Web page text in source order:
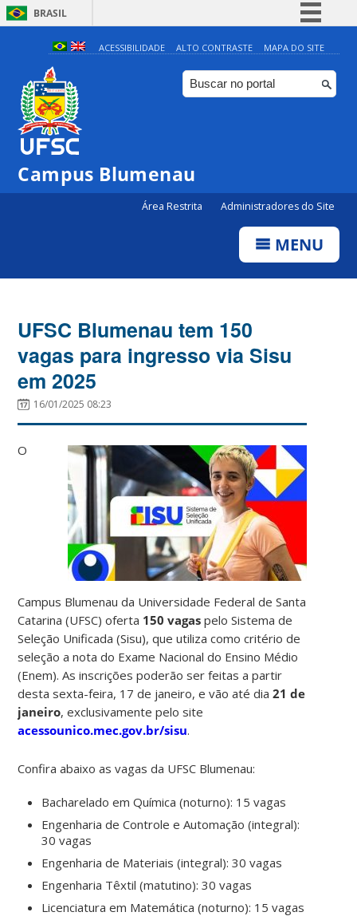
BRASIL
Simplifique!
Comunica BR
Participe
ACESSIBILIDADE ALTO CONTRASTE MAPA DO SITE
Campus Blumenau
Área Restrita Administradores do Site
MENU
UFSC Blumenau tem 150
vagas para ingresso via Sisu
em 2025
16/01/2025 08:23
O
Campus Blumenau da Universidade Federal de Santa
Catarina (UFSC) oferta 150 vagas pelo Sistema de
Seleção Unificada (Sisu), que utiliza como critério de
seleção a nota do Exame Nacional do Ensino Médio
(Enem). As inscrições poderão ser feitas a partir
desta sexta-feira, 17 de janeiro, e vão até dia21 de
janeiro, exclusivamente pelo site
acessounico.mec.gov.br/sisu.
Confira abaixo as vagas da UFSC Blumenau:
Bacharelado em Química (noturno): 15 vagas
Engenharia de Controle e Automação (integral):
30 vagas
Engenharia de Materiais (integral): 30 vagas
Engenharia Têxtil (matutino): 30 vagas
Licenciatura em Matemática (noturno): 15 vagas